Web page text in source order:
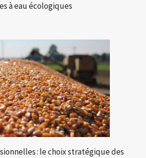
à eau écologiques
: le choix stratégique des